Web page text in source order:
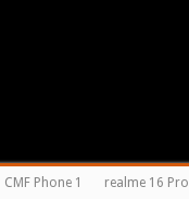
CMF Phone 1 realme 16 Pro